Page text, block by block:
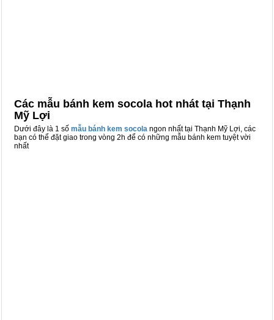
Các mẫu bánh kem socola hot nhát tại Thạnh
Mỹ Lợi
Dưới đây là 1 số mẫu bánh kem socola ngon nhất tại Thạnh Mỹ Lợi, các
bạn có thể đặt giao trong vòng 2h để có những mẫu bánh kem tuyệt vời
nhất